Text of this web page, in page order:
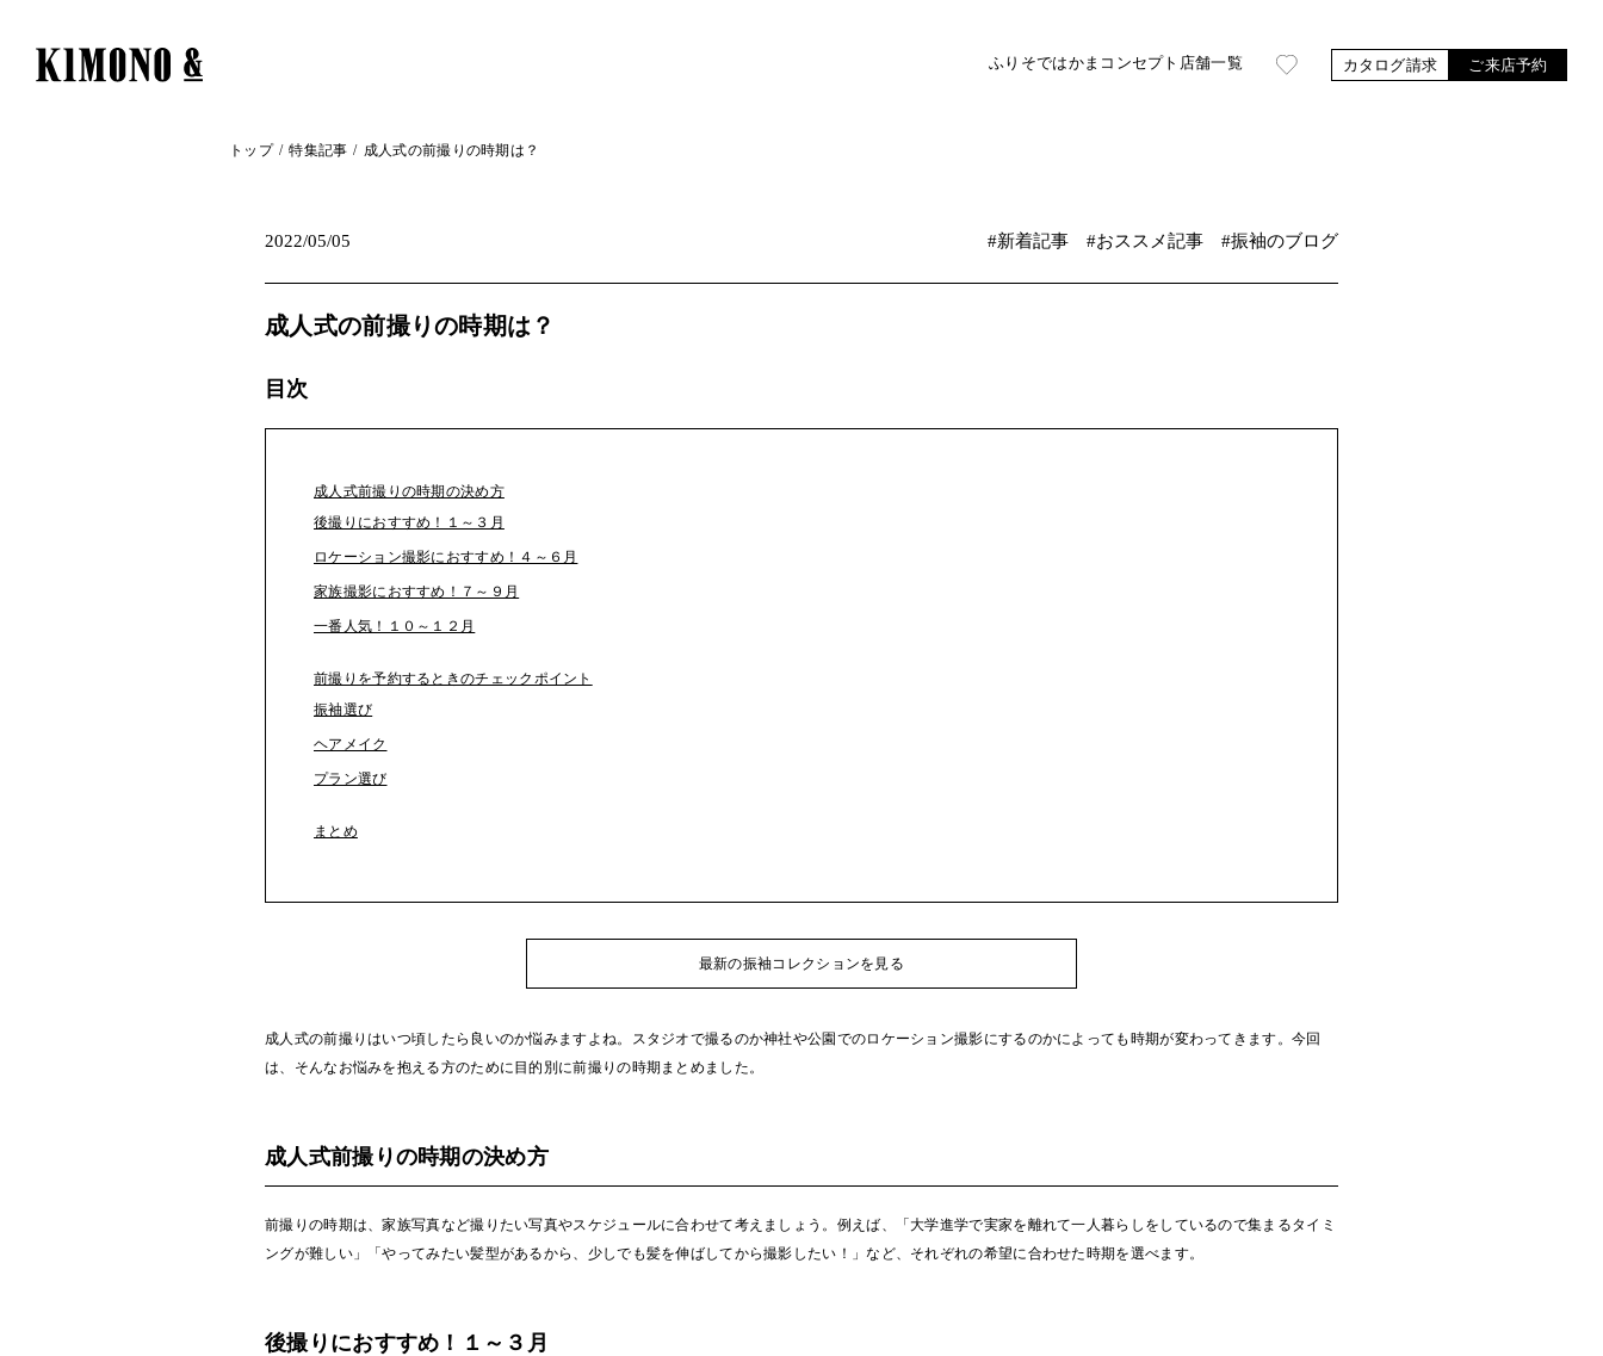
カタログ請求 ご来店予約
ふりそではかま コンセプト 店舗一覧
トップ 特集記事 成人式の前撮りの時期は？
2022/05/05 #新着記事 #おススメ記事 #振袖のブログ
成人式の前撮りの時期は？
目次
成人式前撮りの時期の決め方
後撮りにおすすめ！１～３月
ロケーション撮影におすすめ！４～６月
家族撮影におすすめ！７～９月
一番人気！１０～１２月
前撮りを予約するときのチェックポイント
振袖選び
ヘアメイク
プラン選び
まとめ
最新の振袖コレクションを見る
成人式の前撮りはいつ頃したら良いのか悩みますよね。スタジオで撮るのか神社や公園でのロケーション撮影にするのかによっても時期が変わってきます。今回
は、そんなお悩みを抱える方のために目的別に前撮りの時期まとめました。
成人式前撮りの時期の決め方
前撮りの時期は、家族写真など撮りたい写真やスケジュールに合わせて考えましょう。例えば、「大学進学で実家を離れて一人暮らしをしているので集まるタイミ
ングが難しい」「やってみたい髪型があるから、少しでも髪を伸ばしてから撮影したい！」など、それぞれの希望に合わせた時期を選べます。
後撮りにおすすめ！１～３月